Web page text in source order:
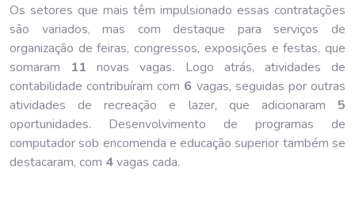
Os setores que mais têm impulsionado essas contratações
são variados, mas com destaque para serviços de
organização de feiras, congressos, exposições e festas, que
somaram 11 novas vagas. Logo atrás, atividades de
contabilidade contribuíram com 6 vagas, seguidas por outras
atividades de recreação e lazer, que adicionaram 5
oportunidades. Desenvolvimento de programas de
computador sob encomenda e educação superior também se
destacaram, com 4vagas cada.